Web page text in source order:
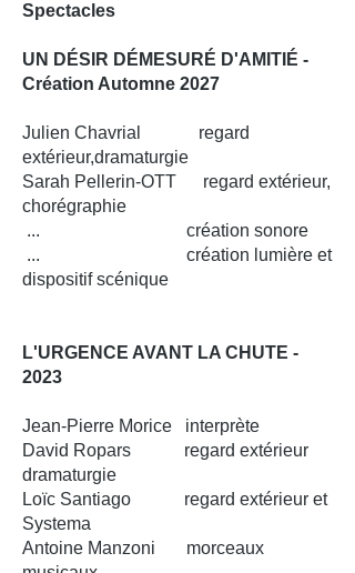
Spectacles
UN DÉSIR DÉMESURÉ D'AMITIÉ -
Création Automne 2027
Julien Chavrial regard
extérieur,dramaturgie
Sarah Pellerin-OTT regard extérieur,
chorégraphie
... création sonore
... création lumière et
dispositif scénique
L'URGENCE AVANT LA CHUTE -
2023
Jean-Pierre Morice interprète
David Ropars regard extérieur
dramaturgie
Loïc Santiago regard extérieur et
Systema
Antoine Manzoni morceaux